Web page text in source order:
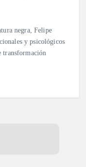
negra, Felipe
y psicológicos
transformación